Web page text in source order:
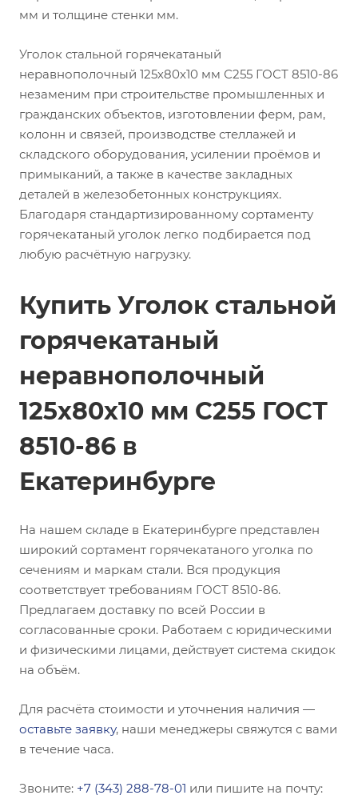
мм и толщине стенки мм.
Уголок стальной горячекатаный
неравнополочный 125х80х10 мм С255 ГОСТ 8510-86
незаменим при строительстве промышленных и
гражданских объектов, изготовлении ферм, рам,
колонн и связей, производстве стеллажей и
складского оборудования, усилении проёмов и
примыканий, а также в качестве закладных
деталей в железобетонных конструкциях.
Благодаря стандартизированному сортаменту
горячекатаный уголок легко подбирается под
любую расчётную нагрузку.
Купить Уголок стальной
горячекатаный
неравнополочный
125х80х10 мм С255 ГОСТ
8510-86 в
Екатеринбурге
На нашем складе в Екатеринбурге представлен
широкий сортамент горячекатаного уголка по
сечениям и маркам стали. Вся продукция
соответствует требованиям ГОСТ 8510-86.
Предлагаем доставку по всей России в
согласованные сроки. Работаем с юридическими
и физическими лицами, действует система скидок
на объём.
Для расчёта стоимости и уточнения наличия —
оставьте заявку, наши менеджеры свяжутся с вами
в течение часа.
Звоните: +7 (343) 288-78-01 или пишите на почту: